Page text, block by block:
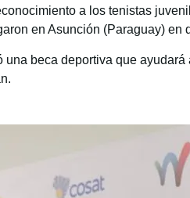
a los tenistas
en Asunción (Paraguay) en
beca deportiva que